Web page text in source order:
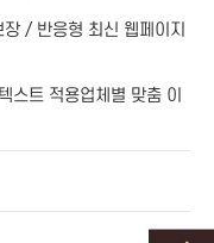
/ 반응형 최신 웹페이지
스트 적용업체별 맞춤 이